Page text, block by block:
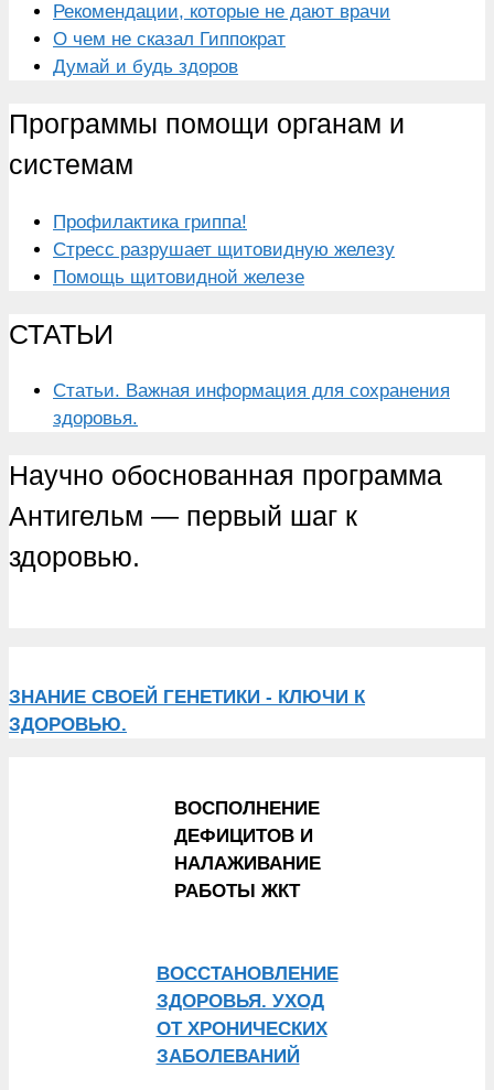
Рекомендации, которые не дают врачи
О чем не сказал Гиппократ
Думай и будь здоров
Программы помощи органам и
системам
Профилактика гриппа!
Стресс разрушает щитовидную железу
Помощь щитовидной железе
СТАТЬИ
Статьи. Важная информация для сохранения
здоровья.
Научно обоснованная программа
Антигельм — первый шаг к
здоровью.
ЗНАНИЕ СВОЕЙ ГЕНЕТИКИ - КЛЮЧИ К
ЗДОРОВЬЮ.
ВОСПОЛНЕНИЕ
ДЕФИЦИТОВ И
НАЛАЖИВАНИЕ
РАБОТЫ ЖКТ
ВОССТАНОВЛЕНИЕ
ЗДОРОВЬЯ. УХОД
ОТ ХРОНИЧЕСКИХ
ЗАБОЛЕВАНИЙ